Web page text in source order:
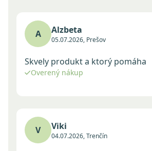
A Alzbeta
05.07.2026, Prešov
Skvely produkt a ktorý pomáha
Overený nákup
V Viki
04.07.2026, Trenčín